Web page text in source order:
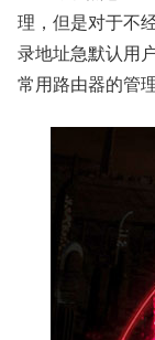
理，但是对于不
录地址急默认用
常用路由器的管